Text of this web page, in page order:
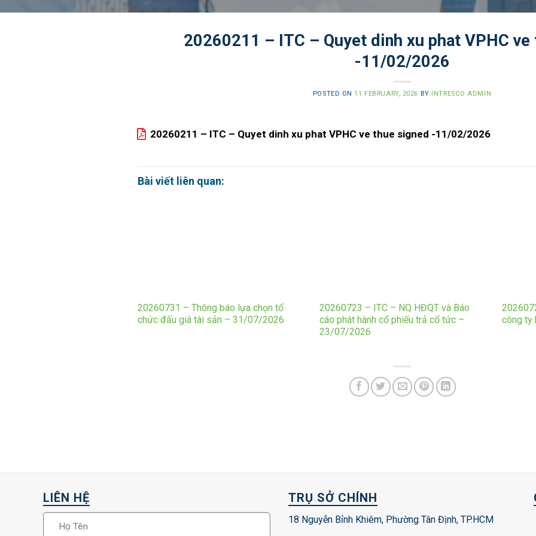
20260211 – ITC – Quyet dinh xu phat VPHC
-11/02/2026
POSTED ON 11 FEBRUARY, 2026 BY INTRESCO ADMIN
20260211 – ITC – Quyet dinh xu phat VPHC ve thue signed -11/02/2026
Bài viết liên quan:
20260731 – Thông báo lựa chọn tổ
chức đấu giá tài sản – 31/07/2026
20260723 – ITC – NQ HĐQT và Báo
cáo phát hành cổ phiếu trả cổ tức –
23/07/2026
công ty
LIÊN HỆ TRỤ SỞ CHÍNH
18 Nguyễn Bỉnh Khiêm, Phường Tân Định, TP.HCM